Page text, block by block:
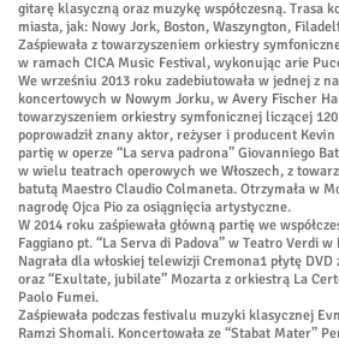
gitarę klasyczną oraz muzykę współczesną. Trasa
miasta, jak: Nowy Jork, Boston, Waszyngton,
Zaśpiewała z towarzyszeniem orkiestry
w ramach CICA Music Festival, wykonując arie
We wrześniu 2013 roku zadebiutowała w jednej z
koncertowych w Nowym Jorku, w Avery Fischer
towarzyszeniem orkiestry symfonicznej liczącej
poprowadził znany aktor, reżyser i producent Kevin
partię w operze “La serva padrona” Giovanniego
w wielu teatrach operowych we Włoszech, z
batutą Maestro Claudio Colmaneta. Otrzymała w
nagrodę Ojca Pio za osiągnięcia artystyczne.
W 2014 roku zaśpiewała główną partię we
Faggiano pt. “La Serva di Padova” w Teatro Verdi w
Nagrała dla włoskiej telewizji Cremona1 płytę
oraz “Exultate, jubilate” Mozarta z orkiestrą La
Paolo Fumei.
Zaśpiewała podczas festivalu muzyki klasycznej
Ramzi Shomali. Koncertowała ze “Stabat Mater”